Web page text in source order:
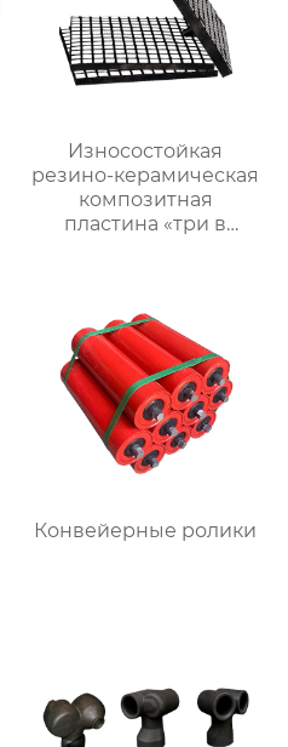
Износостойкая
резино-керамическая
композитная
пластина «три в
Конвейерные ролики